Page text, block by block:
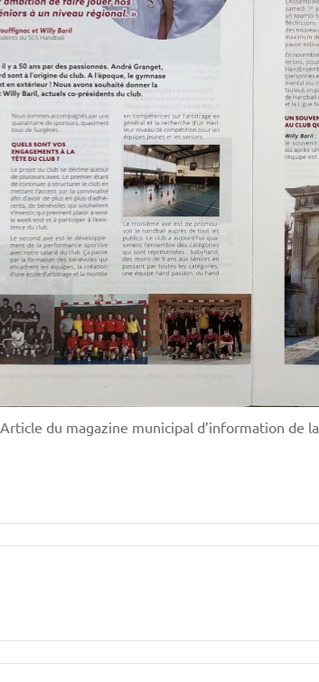
Article du magazine municipal d’information de